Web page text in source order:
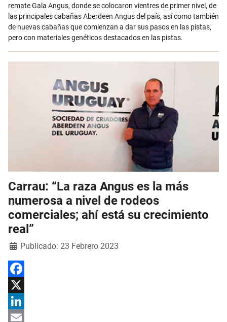
remate Gala Angus, donde se colocaron vientres de primer nivel, de
las principales cabañas Aberdeen Angus del país, así como también
de nuevas cabañas que comienzan a dar sus pasos en las pistas,
pero con materiales genéticos destacados en las pistas.
Carrau: “La raza Angus es la más
numerosa a nivel de rodeos
comerciales; ahí está su crecimiento
real”
DetallesPublicado: 23 Febrero 2023
Facebook
X
LinkedIn